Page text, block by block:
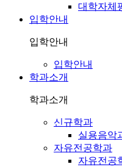
대학자체
입학안내
입학안내
입학안내
학과소개
학과소개
신규학과
실용음악
자유전공학과
자유전공